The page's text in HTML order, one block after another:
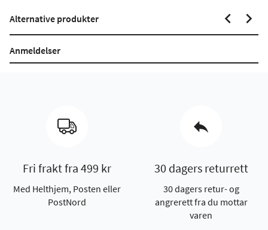
Alternative produkter
Anmeldelser
Fri frakt fra 499 kr
Med Helthjem, Posten eller
PostNord
30 dagers returrett
30 dagers retur- og
angrerett fra du mottar
varen